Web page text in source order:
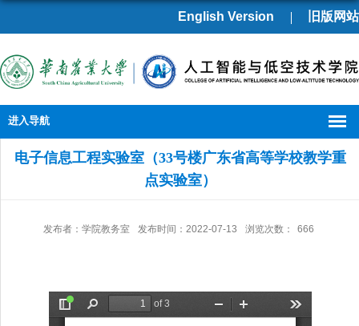
English Version 旧版网站
进入导航
电子信息工程实验室（33号楼广东省高等学校教学重
点实验室）
发布者：学院教务室 发布时间：2022-07-13 浏览次数： 666